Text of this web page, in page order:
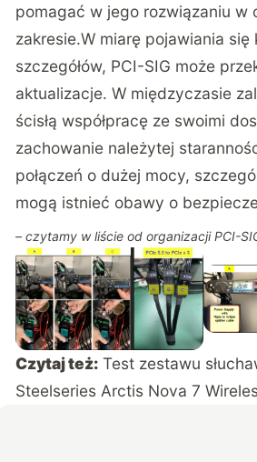
pomagać w jego rozwiązaniu w
zakresie.W miarę pojawiania się
szczegółów, PCI-SIG może
aktualizacje. W międzyczasie
ścisłą współpracę ze swoimi
zachowanie należytej
połączeń o dużej mocy,
mogą istnieć obawy o
– czytamy w liście od organizacji PCI-
Czytaj też: Test zestawu
Steelseries Arctis Nova 7